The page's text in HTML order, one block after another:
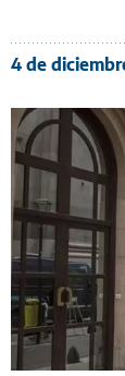
4 de